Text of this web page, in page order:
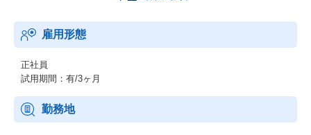
多くの人が生涯を通じて成長と挑戦を続けられるサービスの提供
を行い、年齢によるしがらみに囚われない新しい働き方をつくり
ます。
人と企業の“年齢の壁”を取り払い、誰もが「何歳からでも挑戦でき
・経営指針：「社会性とビジネスの両立」
雇用形態
正社員
試用期間：有/3ヶ月
勤務地